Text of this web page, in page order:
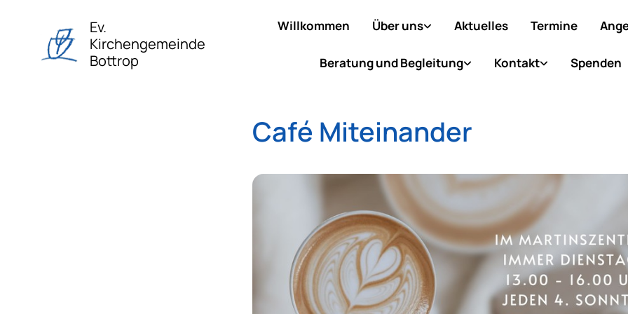
Ev.
Kirchengemeinde
Bottrop
Willkommen Über uns Aktuelles Termine
Beratung und Begleitung Kontakt Spenden
Café Miteinander